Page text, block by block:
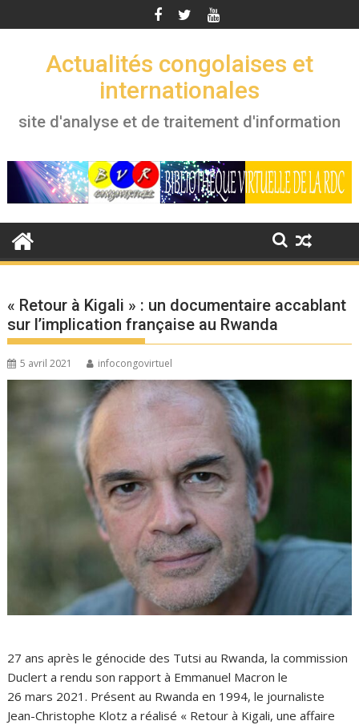
to
Actualités congolaises et
internationales
site d'analyse et de traitement d'information
« Retour à Kigali » : un documentaire accablant
sur l’implication française au Rwanda
5 avril 2021 infocongovirtuel
27 ans après le génocide des Tutsi au Rwanda, la commission
Duclert a rendu son rapport à Emmanuel Macron le
26 mars 2021. Présent au Rwanda en 1994, le journaliste
Jean-Christophe Klotz a réalisé « Retour à Kigali, une affaire